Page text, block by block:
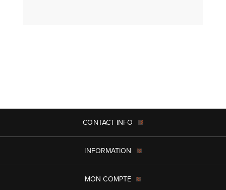
CONTACT INFO
INFORMATION
MON COMPTE